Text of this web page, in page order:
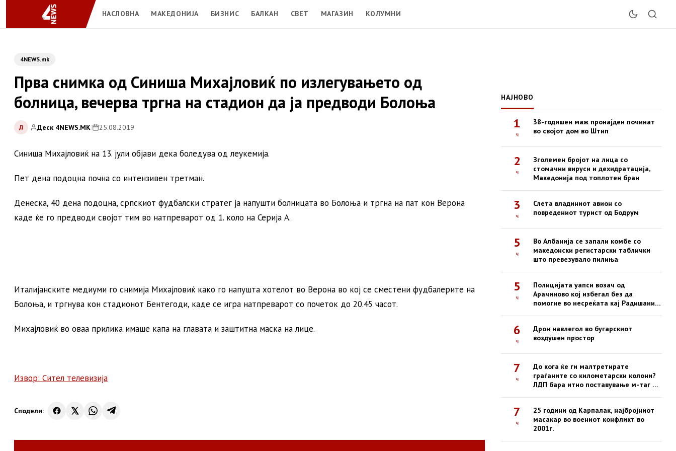
НАСЛОВНА МАКЕДОНИЈА БИЗНИС БАЛКАН СВЕТ МАГАЗИН КОЛУМНИ
4NEWS.mk
Прва снимка од Синиша Михајловиќ по излегувањето од
болница, вечерва тргна на стадион да ја предводи Болоња
Д Деск 4NEWS.MK| 25.08.2019
Синиша Михајловиќ на 13. јули објави дека боледува од леукемија.
Пет дена подоцна почна со интензивен третман.
Денеска, 40 дена подоцна, српскиот фудбалски стратег ја напушти болницата во Болоња и тргна на пат кон Верона
каде ќе го предводи својот тим во натпреварот од 1. коло на Серија А.
Италијанските медиуми го снимија Михајловиќ како го напушта хотелот во Верона во кој се сместени фудбалерите на
Болоња, и тргнува кон стадионот Бентегоди, каде се игра натпреварот со почеток до 20.45 часот.
Михајловиќ во оваа прилика имаше капа на главата и заштитна маска на лице.
Извор: Сител телевизија
Сподели:
НАЈНОВО
1
ч
38-годишен маж пронајден починат
во својот дом во Штип
2
ч
Зголемен бројот на лица со
стомачни вируси и дехидратација,
Македонија под топлотен бран
3
ч
Слета владиниот авион со
повредениот турист од Бодрум
5
ч
Во Албанија се запали комбе со
македонски регистарски таблички
што превезувало пилиња
5
ч
Полицијата уапси возач од
Арачиново кој избегал без да
помогне во несреќата кај Радишани,
6
ч
Дрон навлегол во бугарскиот
воздушен простор
7
ч
До кога ќе ги малтретирате
граѓаните со километарски колони?
ЛДП бара итно поставување м-таг на
7
ч
25 години од Карпалак, најбројниот
масакар во воениот конфликт во
2001г.